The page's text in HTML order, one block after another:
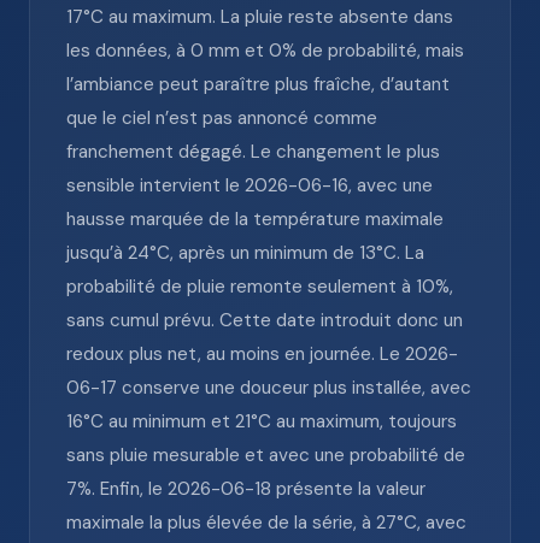
17°C au maximum. La pluie reste absente dans
les données, à 0 mm et 0% de probabilité, mais
l’ambiance peut paraître plus fraîche, d’autant
que le ciel n’est pas annoncé comme
franchement dégagé. Le changement le plus
sensible intervient le 2026-06-16, avec une
hausse marquée de la température maximale
jusqu’à 24°C, après un minimum de 13°C. La
probabilité de pluie remonte seulement à 10%,
sans cumul prévu. Cette date introduit donc un
redoux plus net, au moins en journée. Le 2026-
06-17 conserve une douceur plus installée, avec
16°C au minimum et 21°C au maximum, toujours
sans pluie mesurable et avec une probabilité de
7%. Enfin, le 2026-06-18 présente la valeur
maximale la plus élevée de la série, à 27°C, avec